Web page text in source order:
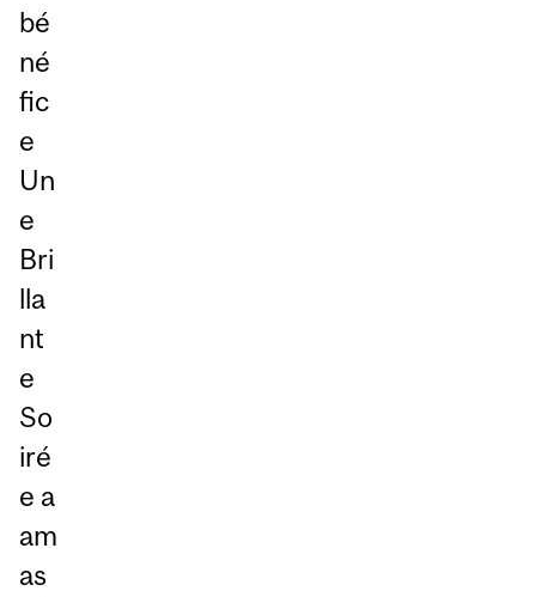
bé
né
fic
e
Un
e
Bri
lla
nt
e
So
iré
e a
am
as